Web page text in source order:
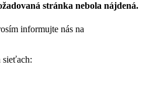
stránka nebola nájdená.
informujte nás na
sieťach: